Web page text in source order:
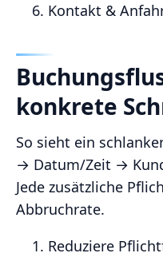
Kontakt &
konkrete
So sieht ein
→ Datum/Zeit →
Jede zusätzliche
Abbruchrate.
Reduziere